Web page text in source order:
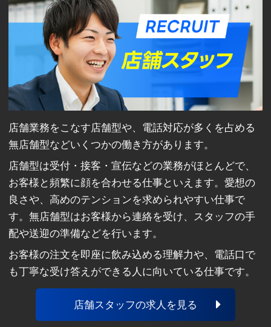
店舗業務をこなす店舗型や、電話対応が多くを占める
無店舗型などいくつかの働き方があります。
店舗型は受付・接客・宣伝などの業務がほとんどで、
お客様と頻繁に顔を合わせる仕事といえます。愛想の
良さや、高めのテンションを求められやすい仕事で
す。無店舗型はお客様から連絡を受け、スタッフの手
配や送迎の準備などを行います。
お客様の注文を即座に飲み込める理解力や、電話口で
も丁寧な受け答えができる人に向いている仕事です。
店舗スタッフの求人を見る